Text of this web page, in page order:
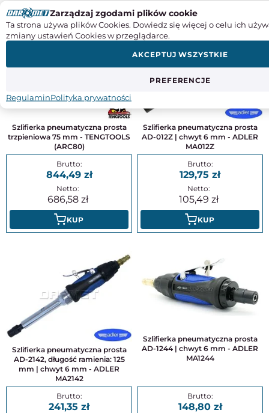
DO TEGO PRODUKTU POLECAMY
Szlifierka pneumatyczna prosta
trzpieniowa 75 mm - TENGTOOLS
(ARC80)
844,49
686,58
KUP
Szlifierka pneumatyczna prosta
AD-012Z | chwyt 6 mm - ADLER
MA012Z
129,75
105,49
KUP
Szlifierka pneumatyczna prosta
AD-2142, długość ramienia: 125
mm | chwyt 6 mm - ADLER
MA2142
241,35
Szlifierka pneumatyczna prosta
AD-1244 | chwyt 6 mm - ADLER
MA1244
148,80
Zarządzaj zgodami plików cookie
Ta strona używa plików Cookies. Dowiedz się więcej o celu ich
zmiany ustawień Cookies w przeglądarce.
PREFERENCJE
AKCEPTUJ WSZYSTKIE
RegulaminPolityka prywatności